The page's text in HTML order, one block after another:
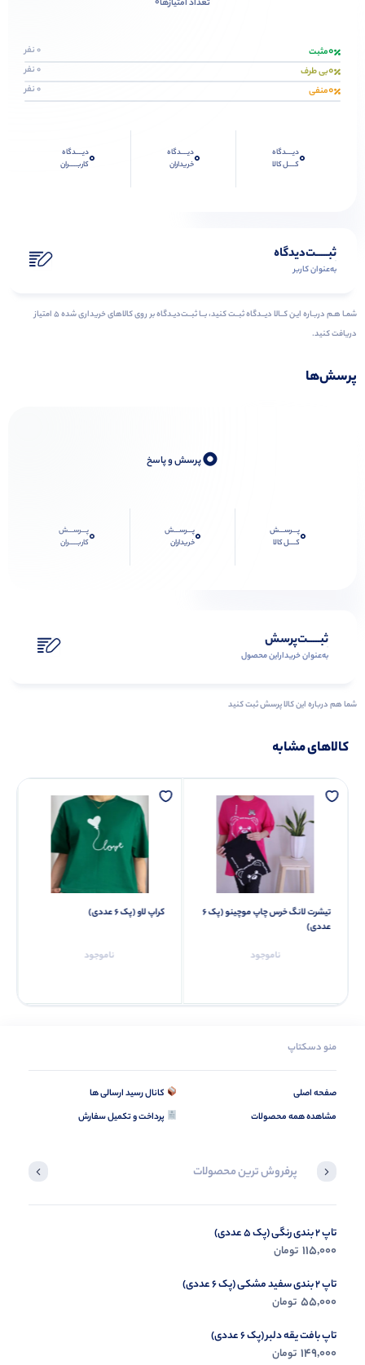
تعداد امتیازها
0مثبت 0 نفر
0بی طرف 0 نفر
0منفی 0 نفر
0دیــــدگاه
کــــل کالا
0دیــــدگاه
خریداران
0دیــــدگاه
کاربـــــران
ثبـــــت‌دیدگاه
به‌عنوان کاربر
شمـا هـم دربـاره ایـن کــالا دیــدگاه ثبــت کنید، بــا ثبــت‌دیـدگاه بر روی کالاهای خریداری شده ۵ امتیاز
دریافت کنید.
پرسش‌ها
0پرسش و پاسخ
0پـــرســـش
کــــل کالا
0پـــرســـش
خریداران
0پـــرســـش
کاربـــــران
ثبـــــت‌پرسش
به‌عنوان ‌خریدار‌این‌ محصول
شما هم درباره این کالا پرسش ثبت کنید
کالاهای مشابه
تیشرت لانگ خرس چاپ موچینو (پک 6
عددی)
ناموجود
کراپ لاو (پک 6 عددی)
ناموجود
منو دسکتاپ
صفحه اصلی
مشاهده همه محصولات
کانال رسید ارسالی ها
پرداخت و تکمیل سفارش
پرفروش ترین محصولات
تاپ 2 بندی رنگی (پک 5 عددی)
115,000 تومان
تاپ 2 بندی سفید مشکی (پک 6 عددی)
55,000 تومان
تاپ بافت یقه دلبر (پک 6 عددی)
149,000 تومان
تیشرت لش چاپ زرافه (پک 6 عددی)
155,000 تومان